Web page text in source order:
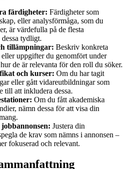
färdigheter: Färdigheter som
eller analysförmåga, som du
är värdefulla på de flesta
tydligt.
tillämpningar: Beskriv konkreta
uppgifter du genomfört under
de är relevanta för den roll du söker.
och kurser: Om du har tagit
eller gått vidareutbildningar som
till att inkludera dessa.
Om du fått akademiska
nämn dessa för att visa din
Justera din
de krav som nämns i annonsen –
fokuserad och relevant.